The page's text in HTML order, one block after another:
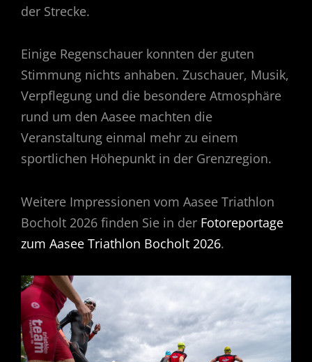
der Strecke.
Einige Regenschauer konnten der guten
Stimmung nichts anhaben. Zuschauer, Musik,
Verpflegung und die besondere Atmosphäre
rund um den Aasee machten die
Veranstaltung einmal mehr zu einem
sportlichen Höhepunkt in der Grenzregion.
Weitere Impressionen vom Aasee Triathlon
Bocholt 2026 finden Sie in der Fotoreportage
zum Aasee Triathlon Bocholt 2026.